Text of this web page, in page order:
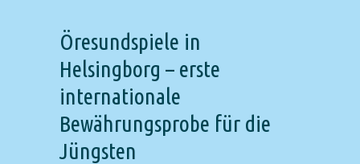
Öresundspiele in
Helsingborg – erste
internationale
Bewährungsprobe für die
Jüngsten